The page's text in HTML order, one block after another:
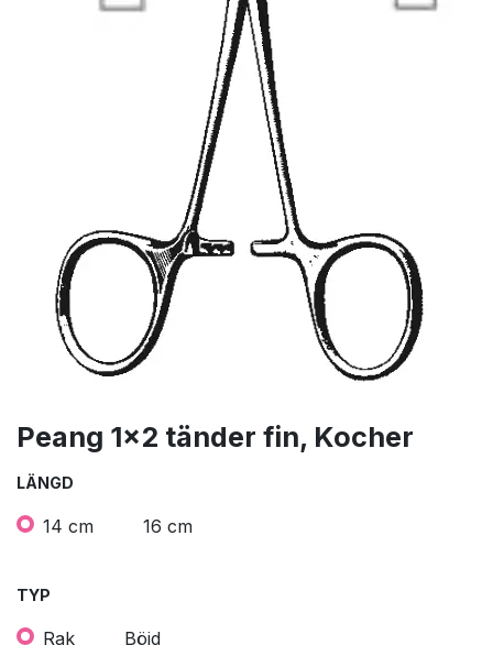
Peang 1x2 tänder fin, Kocher
LÄNGD
14 cm 16 cm
TYP
Rak Böjd